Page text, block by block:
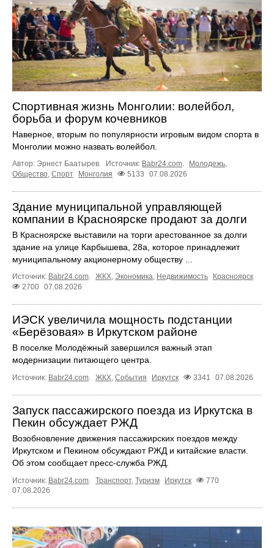
Спортивная жизнь Монголии: волейбол,
борьба и форум кочевников
Наверное, вторым по популярности игровым видом спорта в
Монголии можно назвать волейбол.
Автор: Эрнест Баатырев. Источник: Babr24.com Молодежь
Общество Спорт Монголия 5133 07.08.2026
Здание муниципальной управляющей
компании в Красноярске продают за долги
В Красноярске выставили на торги арестованное за долги
здание на улице Карбышева, 28а, которое принадлежит
муниципальному акционерному обществу ...
Источник: Babr24.com ЖКХ Экономика Недвижимость
Красноярск
2700 07.08.2026
ИЭСК увеличила мощность подстанции
«Берёзовая» в Иркутском районе
В поселке Молодёжный завершился важный этап
модернизации питающего центра.
Источник: Babr24.com. ЖКХ, События Иркутск 3341 07.08.2026
Запуск пассажирского поезда из Иркутска в
Пекин обсуждает РЖД
Возобновление движения пассажирских поездов между
Иркутском и Пекином обсуждают РЖД и китайские власти.
Об этом сообщает пресс‑служба РЖД.
Источник: Babr24.com. Транспорт, Туризм Иркутск
770
07.08.2026